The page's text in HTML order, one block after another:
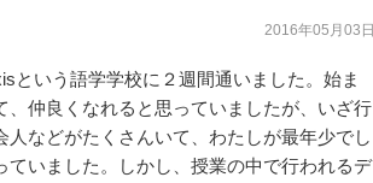
2016年05月03日
という語学学校に２週間通いました。始ま
仲良くなれると思っていましたが、いざ行
などがたくさんいて、わたしが最年少でし
いました。しかし、授業の中で行われるデ